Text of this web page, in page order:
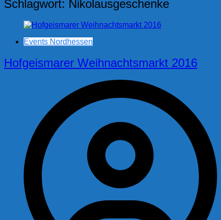
Schlagwort: Nikolausgeschenke
Events Nordhessen
Hofgeismarer Weihnachtsmarkt 2016